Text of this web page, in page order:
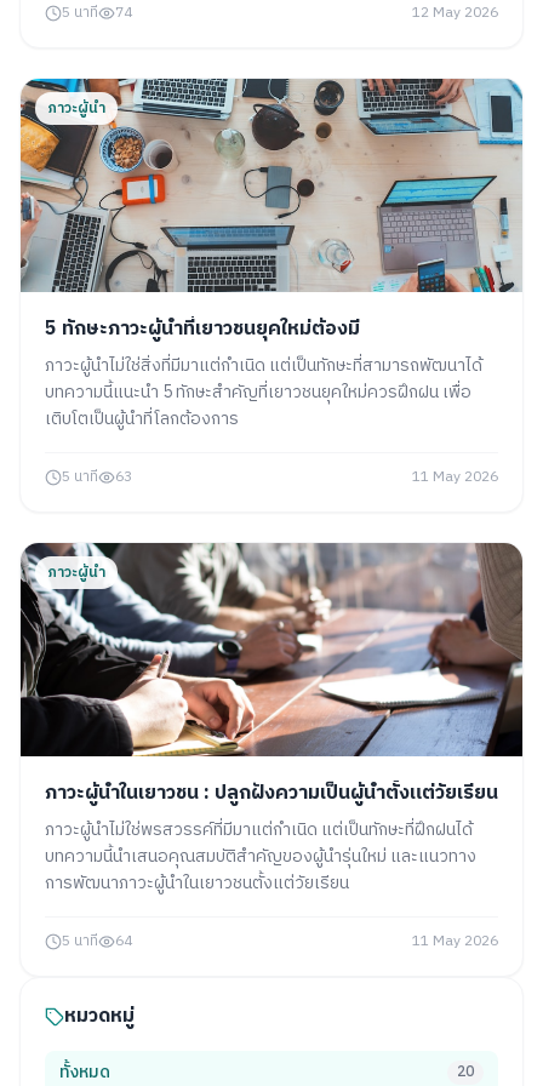
5 นาที 74 12 May 2026
ภาวะผู้นำ
5 ทักษะภาวะผู้นำที่เยาวชนยุคใหม่ต้องมี
ภาวะผู้นำไม่ใช่สิ่งที่มีมาแต่กำเนิด แต่เป็นทักษะที่สามารถพัฒนาได้
บทความนี้แนะนำ 5 ทักษะสำคัญที่เยาวชนยุคใหม่ควรฝึกฝน เพื่อ
เติบโตเป็นผู้นำที่โลกต้องการ
5 นาที 63 11 May 2026
ภาวะผู้นำ
ภาวะผู้นำในเยาวชน : ปลูกฝังความเป็นผู้นำตั้งแต่วัยเรียน
ภาวะผู้นำไม่ใช่พรสวรรค์ที่มีมาแต่กำเนิด แต่เป็นทักษะที่ฝึกฝนได้
บทความนี้นำเสนอคุณสมบัติสำคัญของผู้นำรุ่นใหม่ และแนวทาง
การพัฒนาภาวะผู้นำในเยาวชนตั้งแต่วัยเรียน
5 นาที 64 11 May 2026
หมวดหมู่
ทั้งหมด 20